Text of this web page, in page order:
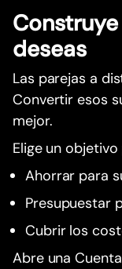
deseas
Las parejas a
Convertir esos
mejor.
Elige un
Ahorrar para
Presupuestar
Cubrir los
Abre una